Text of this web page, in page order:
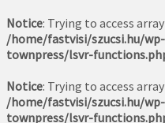
Notice: Trying to access
/home/fastvisi/szucsi.hu/
townpress/lsvr-
Notice: Trying to access
/home/fastvisi/szucsi.hu/
townpress/lsvr-